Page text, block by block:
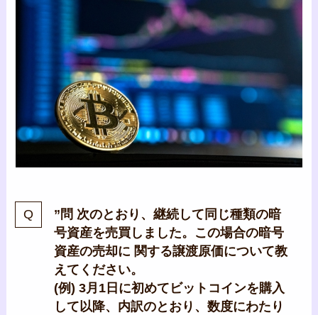
”問 次のとおり、継続して同じ種類の暗
号資産を売買しました。この場合の暗号
資産の売却に 関する譲渡原価について教
えてください。
(例) 3月1日に初めてビットコインを購入
して以降、内訳のとおり、数度にわたり